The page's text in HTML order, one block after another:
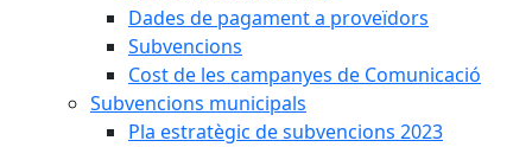
Dades de pagament a proveïdors
Subvencions
Cost de les campanyes de Comunicació
Subvencions municipals
Pla estratègic de subvencions 2023